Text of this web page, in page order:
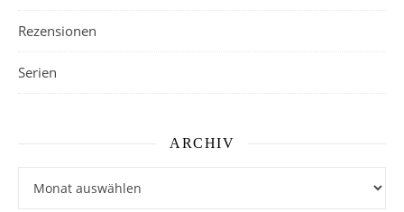
Rezensionen
Serien
ARCHIV